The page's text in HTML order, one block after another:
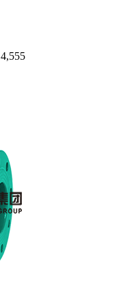
4,555